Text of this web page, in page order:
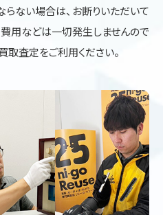
ない場合は、お断りいただいて
用などは一切発生しませんので
取査定をご利用ください。